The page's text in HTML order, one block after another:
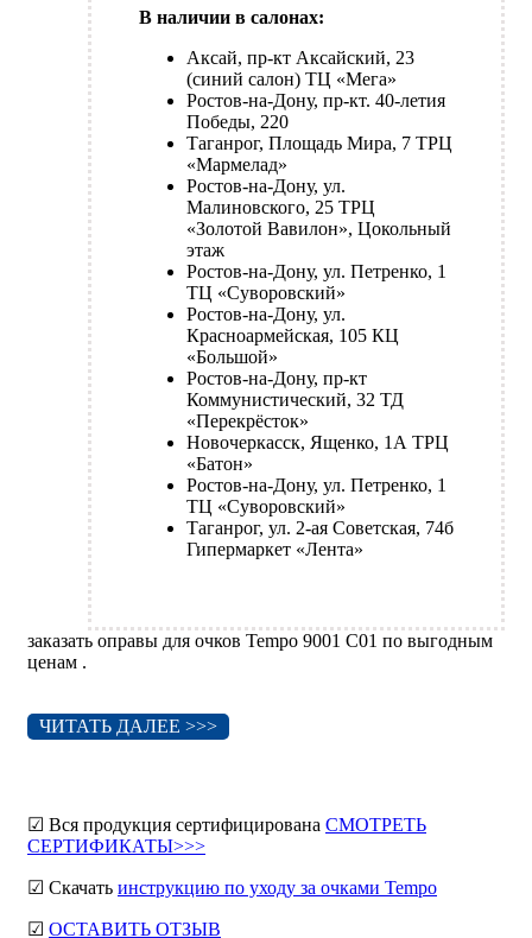
В наличии в салонах:
Аксай, пр-кт Аксайский, 23
(синий салон) ТЦ «Мега»
Ростов-на-Дону, пр-кт. 40-летия
Победы, 220
Таганрог, Площадь Мира, 7 ТРЦ
«Мармелад»
Ростов-на-Дону, ул.
Малиновского, 25 ТРЦ
«Золотой Вавилон», Цокольный
этаж
Ростов-на-Дону, ул. Петренко, 1
ТЦ «Суворовский»
Ростов-на-Дону, ул.
Красноармейская, 105 КЦ
«Большой»
Ростов-на-Дону, пр-кт
Коммунистический, 32 ТД
«Перекрёсток»
Новочеркасск, Ященко, 1А ТРЦ
«Батон»
Ростов-на-Дону, ул. Петренко, 1
ТЦ «Суворовский»
Таганрог, ул. 2-ая Советская, 74б
Гипермаркет «Лента»
заказать оправы для очков Tempo 9001 C01 по выгодным
ценам .
ЧИТАТЬ ДАЛЕЕ >>>
☑ Вся продукция сертифицирована СМОТРЕТЬ
СЕРТИФИКАТЫ>>>
☑ Скачать инструкцию по уходу за очками Tempo
☑ ОСТАВИТЬ ОТЗЫВ